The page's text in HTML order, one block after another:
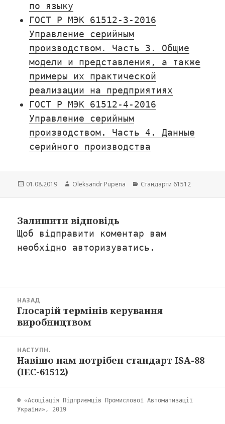
по языку
ГОСТ Р МЭК 61512-3-2016
Управление серийным
производством. Часть 3. Общие
модели и представления, а также
примеры их практической
реализации на предприятиях
ГОСТ Р МЭК 61512-4-2016
Управление серийным
производством. Часть 4. Данные
серийного производства
Опубліковано
01.08.2019 Автор
Oleksandr Pupena Категорії
Стандарти 61512
Залишити відповідь
Щоб відправити коментар вам
необхідно авторизуватись .
записів
НАЗАД
Попередній
запис:
Глосарій термінів керування
виробництвом
НАСТУПН.
Наступний
запис:
Навіщо нам потрібен стандарт ISA-88
(IEC-61512)
© «Асоціація Підприємців Промислової Автоматизації
України», 2019